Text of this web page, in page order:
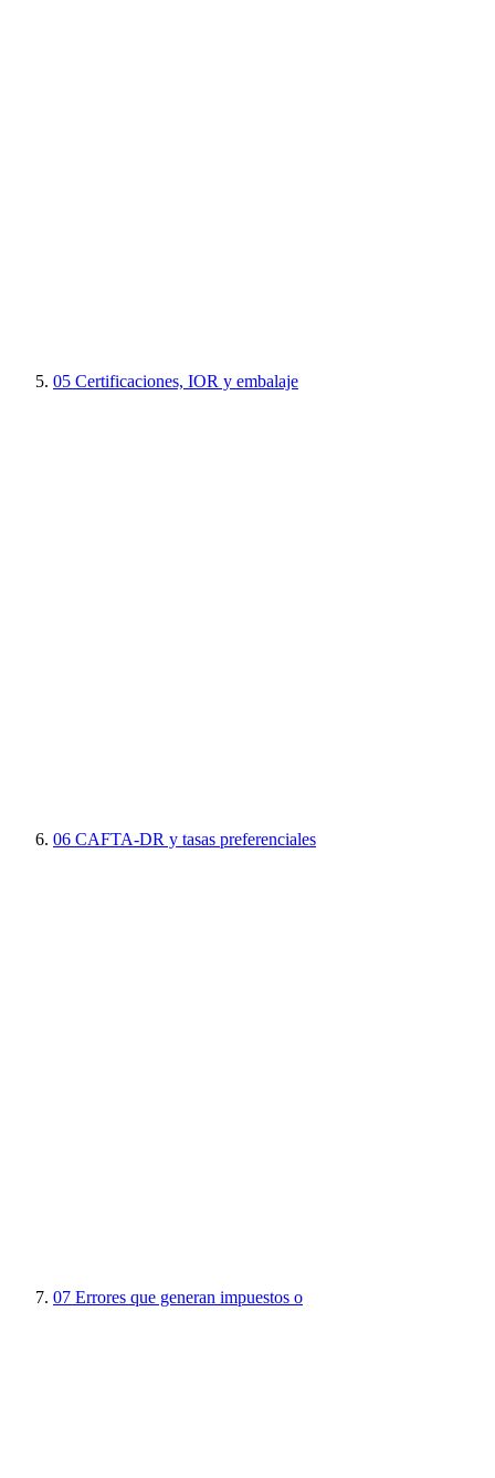
05 Certificaciones, IOR y embalaje
06 CAFTA-DR y tasas preferenciales
07 Errores que generan impuestos o